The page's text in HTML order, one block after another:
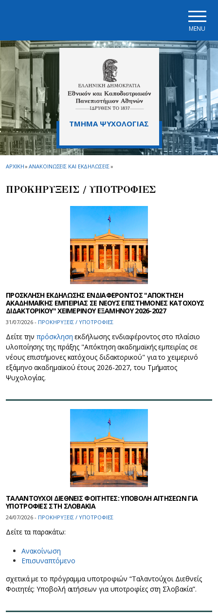
MENU
ΤΜΗΜΑ ΨΥΧΟΛΟΓΙΑΣ
ΑΡΧΙΚΗ» ΑΝΑΚΟΙΝΩΣΕΙΣ ΚΑΙ ΕΚΔΗΛΩΣΕΙΣ»
ΠΡΟΚΗΡΥΞΕΙΣ / ΥΠΟΤΡΟΦΙΕΣ
ΠΡΟΣΚΛΗΣΗ ΕΚΔΗΛΩΣΗΣ ΕΝΔΙΑΦΕΡΟΝΤΟΣ "ΑΠΟΚΤΗΣΗ
ΑΚΑΔΗΜΑΪΚΗΣ ΕΜΠΕΙΡΙΑΣ ΣΕ ΝΕΟΥΣ ΕΠΙΣΤΗΜΟΝΕΣ ΚΑΤΟΧΟΥΣ
ΔΙΔΑΚΤΟΡΙΚΟΥ" ΧΕΙΜΕΡΙΝΟΥ ΕΞΑΜΗΝΟΥ 2026-2027
31/07/2026 - ΠΡΟΚΗΡΥΞΕΙΣ / ΥΠΟΤΡΟΦΙΕΣ
Δείτε τηνπρόσκληση εκδήλωσης ενδιαφέροντος στο πλαίσιο
υλοποίησης της πράξης "Απόκτηση ακαδημαϊκής εμπειρίας σε
νέους επιστήμονες κατόχους διδακτορικού" για το χειμερινό
εξάμηνο ακαδημαϊκού έτους 2026-2027, του Τμήματος
Ψυχολογίας.
ΤΑΛΑΝΤΟΥΧΟΙ ΔΙΕΘΝΕΙΣ ΦΟΙΤΗΤΕΣ: ΥΠΟΒΟΛΗ ΑΙΤΗΣΕΩΝ ΓΙΑ
ΥΠΟΤΡΟΦΙΕΣ ΣΤΗ ΣΛΟΒΑΚΙΑ
24/07/2026 - ΠΡΟΚΗΡΥΞΕΙΣ / ΥΠΟΤΡΟΦΙΕΣ
Δείτε τα παρακάτω:
Ανακοίνωση
Επισυναπτόμενο
σχετικά με το πρόγραμμα υποτροφιών “Ταλαντούχοι Διεθνείς
Φοιτητές: Υποβολή αιτήσεων για υποτροφίες στη Σλοβακία”.